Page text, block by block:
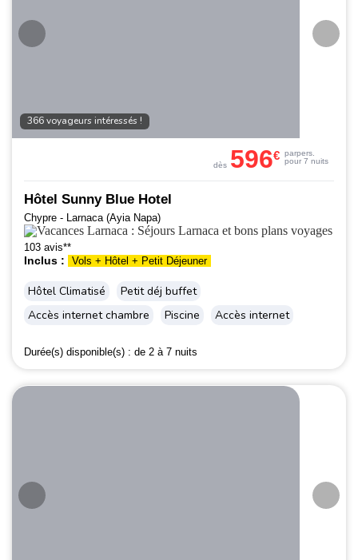
366 voyageurs intéressés !
Hôtel Sunny Blue Hotel
Chypre - Larnaca (Ayia Napa)
103 avis**
Inclus : Vols + Hôtel + Petit Déjeuner
Hôtel Climatisé
Petit déj buffet
Accès internet chambre
Piscine Accès internet
Durée(s) disponible(s) : de 2 à 7 nuits
dès 596€ parpers.
pour 7 nuits